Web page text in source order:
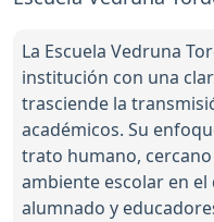
La Escuela Vedruna
institución con una
trasciende la
académicos. Su
trato humano,
ambiente escolar en
alumnado y